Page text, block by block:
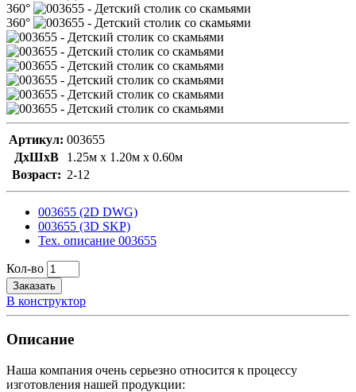
360°
360°
Артикул: 003655
ДxШxВ
1.25м x 1.20м x 0.60м
Возраст: 2-12
003655 (2D DWG)
003655 (3D SKP)
Тех. описание 003655
Кол-во
Заказать
В конструктор
Описание
Наша компания очень серьезно относится к процессу
изготовления нашей продукции: